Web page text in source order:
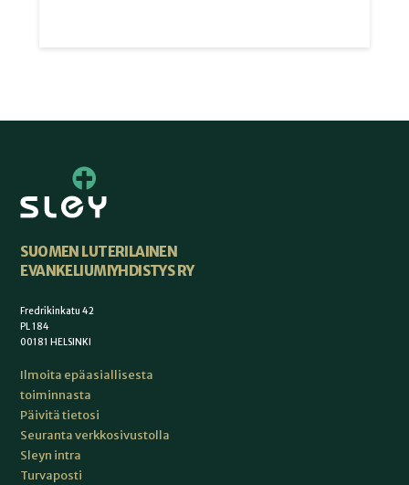
SUOMEN LUTERILAINEN
EVANKELIUMIYHDISTYS RY
Fredrikinkatu 42
PL 184
00181 HELSINKI
Ilmoita epäasiallisesta
toiminnasta
Päivitä tietosi
Seuranta verkkosivustolla
Sleyn intra
Turvaposti